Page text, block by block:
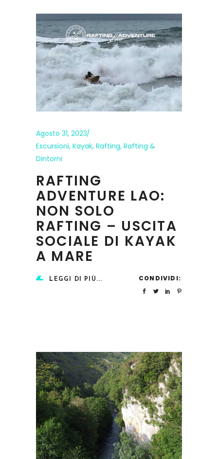
Agosto 31, 2023
Escursioni, Kayak, Rafting, Rafting &
Dintorni
RAFTING
ADVENTURE LAO:
NON SOLO
RAFTING – USCITA
SOCIALE DI KAYAK
A MARE
LEGGI DI PIÙ... CONDIVIDI: